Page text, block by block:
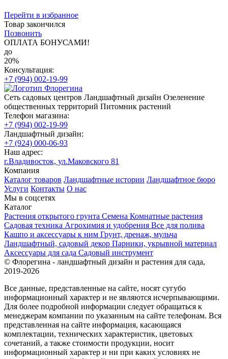
Перейти в избранное
Товар закончился
Позвонить
ОПЛАТА БОНУСАМИ!
до
20%
Консультация:
+7 (994) 002-19-99
Сеть садовых центров Ландшафтный дизайн Озеленение
общественных территорий Питомник растений
Телефон магазина:
+7 (994) 002-19-99
Ландшафтный дизайн:
+7 (924) 000-06-93
Наш адрес:
г.Владивосток, ул.Маковского 81
Компания
Каталог товаров Ландшафтные истории Ландшафтное бюро
Услуги Контакты О нас
Мы в соцсетях
Каталог
Растения открытого грунта Семена Комнатные растения
Садовая техника Агрохимия и удобрения Все для полива
Кашпо и аксессуары к ним Грунт, дренаж, мульча
Ландшафтный, садовый декор Парники, укрывной материал
Аксессуары для сада Садовый инструмент
© Флорегина - ландшафтный дизайн и растения для сада,
2019-2026
Все данные, представленные на сайте, носят сугубо
информационный характер и не являются исчерпывающими.
Для более подробной информации следует обращаться к
менеджерам компании по указанным на сайте телефонам. Вся
представленная на сайте информация, касающаяся
комплектации, технических характеристик, цветовых
сочетаний, а также стоимости продукции, носит
информационный характер и ни при каких условиях не